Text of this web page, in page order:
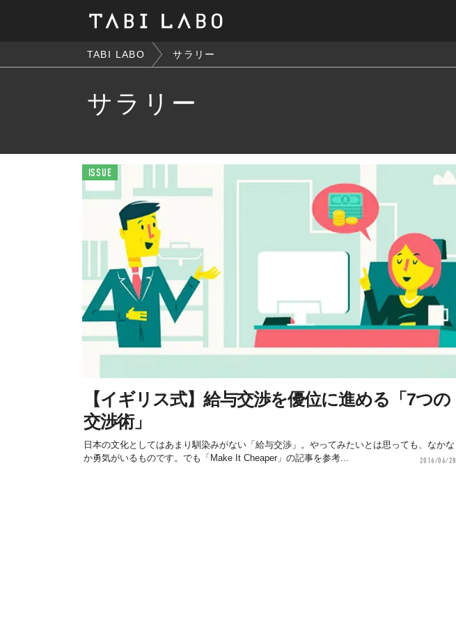
TABI LABO サラリー
サラリー
ISSUE
【イギリス式】給与交渉を優位に進める「7つの
交渉術」
日本の文化としてはあまり馴染みがない「給与交渉」。やってみたいとは思っても、なかな
か勇気がいるものです。でも「Make It Cheaper」の記事を参考...
2016/06/28